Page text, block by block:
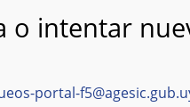
o intentar
portal-